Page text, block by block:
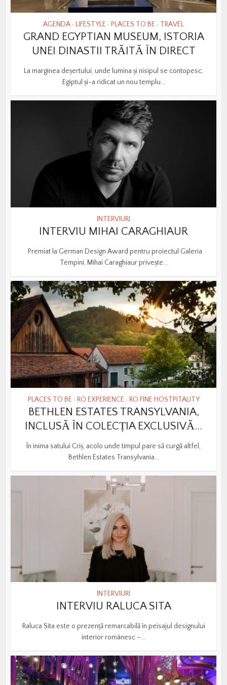
AGENDA • LIFESTYLE • PLACES TO BE • TRAVEL
GRAND EGYPTIAN MUSEUM, ISTORIA
UNEI DINASTII TRĂITĂ ÎN DIRECT
La marginea deșertului, unde lumina și nisipul se contopesc,
Egiptul și-a ridicat un nou templu...
INTERVIURI
INTERVIU MIHAI CARAGHIAUR
Premiat la German Design Award pentru proiectul Galeria
Tempini, Mihai Caraghiaur privește...
PLACES TO BE • RO EXPERIENCE • RO FINE HOSTPITALITY
BETHLEN ESTATES TRANSYLVANIA,
INCLUSĂ ÎN COLECȚIA EXCLUSIVĂ...
În inima satului Criș, acolo unde timpul pare să curgă altfel,
Bethlen Estates Transylvania...
INTERVIURI
INTERVIU RALUCA SITA
Raluca Sita este o prezență remarcabilă în peisajul designului
interior românesc –...